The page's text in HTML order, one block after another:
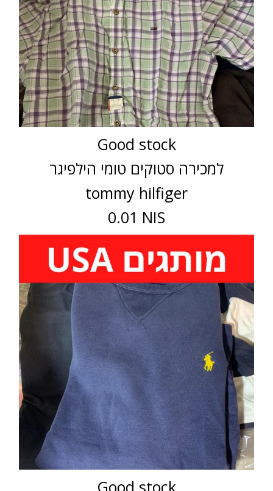
Good stock
למכירה סטוקים טומי הילפיגר
tommy hilfiger
0.01 NIS
Good stock